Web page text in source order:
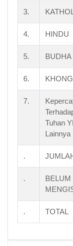
3.
4. HINDU
5. BUDHA
6.
7.
Tuhan
Lainnya
.
.
BELUM
. TOTAL